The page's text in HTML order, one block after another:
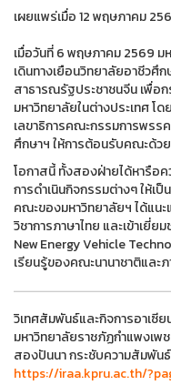
เผยแพร่เมื่อ 12 พฤษภาคม
เมื่อวันที่ 6 พฤษภาคม 2569
เดินทางเยือนวิทยาลัยอาชีวศึ
สาธารณรัฐประชาชนจีน เพื่อ
มหาวิทยาลัยในต่างประเทศ โ
เลขาธิการคณะกรรมการพร
ศึกษาฯ ให้การต้อนรับคณะด้ว
โอกาสนี้ ทั้งสองฝ่ายได้หารือค
การดำเนินกิจกรรมต่างๆ ให้เ
คณะของมหาวิทยาลัยฯ ได้แน
วิชาการภาษาไทย และเข้าเยี่
New Energy Vehicle
เรียนรู้ของคณะนานาชาติและ
วิเทศสัมพันธ์และกิจการอาเซี
มหาวิทยาลัยราชภัฏกำแพงเพ
สองปันนา กระชับความสัมพัน
https://iraa.kpru.ac.th/